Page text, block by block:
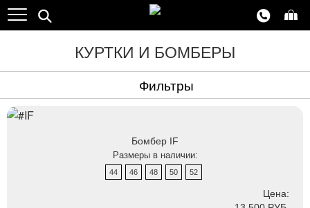
КУРТКИ И БОМБЕРЫ
Фильтры
Бомбер IF
Размеры в наличии:
44 46 48 50 52
Цена: